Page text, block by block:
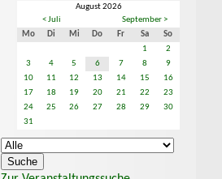
August 2026
< Juli
September >
Mo
Di Mi Do Fr Sa
So
1
2
3
4 5 6 7 8
9
10
11 12 13 14 15
16
17
18 19 20 21 22
23
24
25 26 27 28 29
30
31